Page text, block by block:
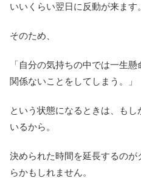
いいくらい翌日に反動が来ます。
そのため、
「自分の気持ちの中では一生
関係ないことをしてしまう。」
という状態になるときは、も
いるから。
決められた時間を延長するの
らかもしれません。